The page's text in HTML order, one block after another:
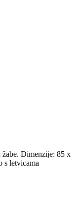
žabe. Dimenzije: 85 x
s letvicama